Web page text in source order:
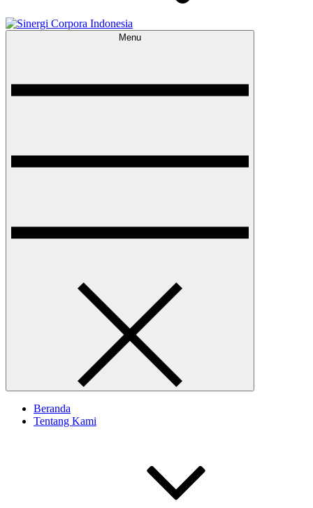
Menu
Beranda
Tentang Kami